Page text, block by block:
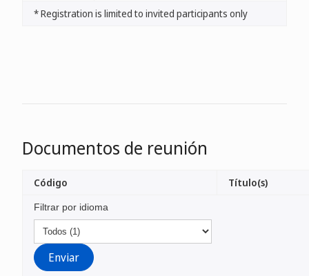
* Registration is limited to invited participants only
Documentos de reunión
Filtrar por idioma
Código Título(s)